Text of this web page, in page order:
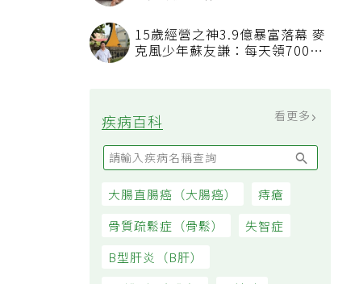
15歲經營之神3.9億暴富落幕 麥
疾病百科